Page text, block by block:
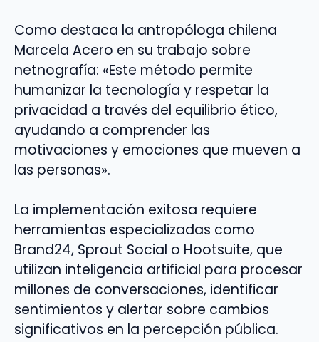
Como destaca la antropóloga chilena
Marcela Acero en su trabajo sobre
netnografía: «Este método permite
humanizar la tecnología y respetar la
privacidad a través del equilibrio ético,
ayudando a comprender las
motivaciones y emociones que mueven a
las personas».
La implementación exitosa requiere
herramientas especializadas como
Brand24, Sprout Social o Hootsuite, que
utilizan inteligencia artificial para procesar
millones de conversaciones, identificar
sentimientos y alertar sobre cambios
significativos en la percepción pública.